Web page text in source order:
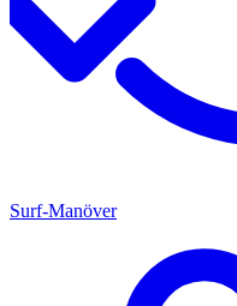
Surf-Manöver